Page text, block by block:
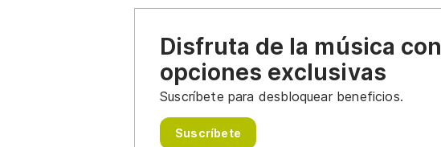
Disfruta de la música con
opciones exclusivas
Suscríbete para desbloquear beneficios.
Suscríbete